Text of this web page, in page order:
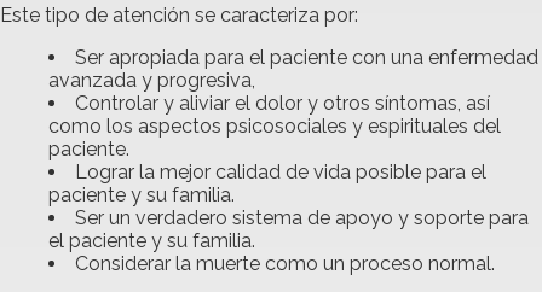
Este tipo de atención se caracteriza por:
Ser apropiada para el paciente con una enfermedad
avanzada y progresiva,
Controlar y aliviar el dolor y otros síntomas, así
como los aspectos psicosociales y espirituales del
paciente.
Lograr la mejor calidad de vida posible para el
paciente y su familia.
Ser un verdadero sistema de apoyo y soporte para
el paciente y su familia.
Considerar la muerte como un proceso normal.